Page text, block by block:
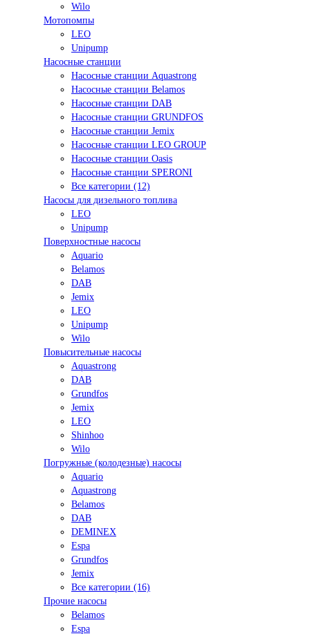
Wilo
Мотопомпы
LEO
Unipump
Насосные станции
Насосные станции Aquastrong
Насосные станции Belamos
Насосные станции DAB
Насосные станции GRUNDFOS
Насосные станции Jemix
Насосные станции LEO GROUP
Насосные станции Oasis
Насосные станции SPERONI
Все категории (12)
Насосы для дизельного топлива
LEO
Unipump
Поверхностные насосы
Aquario
Belamos
DAB
Jemix
LEO
Unipump
Wilo
Повысительные насосы
Aquastrong
DAB
Grundfos
Jemix
LEO
Shinhoo
Wilo
Погружные (колодезные) насосы
Aquario
Aquastrong
Belamos
DAB
DEMINEX
Espa
Grundfos
Jemix
Все категории (16)
Прочие насосы
Belamos
Espa